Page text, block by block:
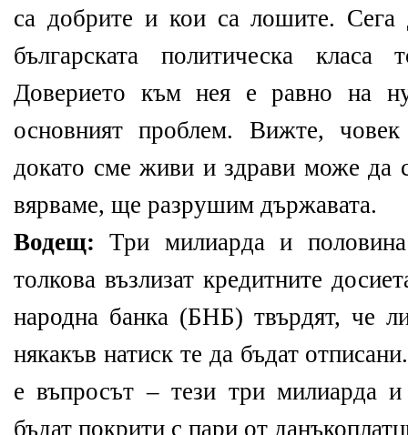
са добрите и кои са лошите.
българската политическа
Доверието към нея е равно на
основният проблем. Вижте,
докато сме живи и здрави може да
вярваме, ще разрушим държавата.
Водещ: Три милиарда и
толкова възлизат кредитните
народна банка (БНБ) твърдят, че
някакъв натиск те да бъдат
е въпросът – тези три милиарда
бъдат покрити с пари от